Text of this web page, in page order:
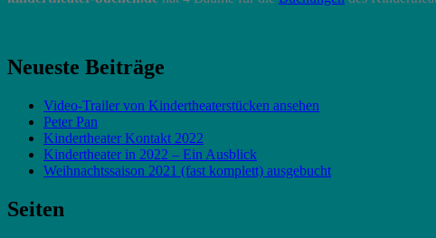
Neueste Beiträge
Video-Trailer von Kindertheaterstücken ansehen
Peter Pan
Kindertheater Kontakt 2022
Kindertheater in 2022 – Ein Ausblick
Weihnachtssaison 2021 (fast komplett) ausgebucht
Seiten